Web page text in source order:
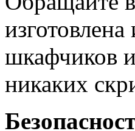
шкафчиков
никаких